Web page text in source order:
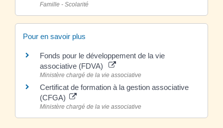
Famille - Scolarité
Pour en savoir plus
Fonds pour le développement de la vie
associative (FDVA)
Ministère chargé de la vie associative
Certificat de formation à la gestion associative
(CFGA)
Ministère chargé de la vie associative